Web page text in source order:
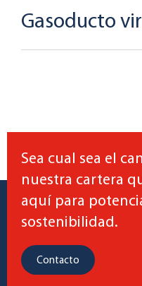
Gasoducto
Sea cual sea el
nuestra cartera
aquí para
sostenibilidad.
Contacto